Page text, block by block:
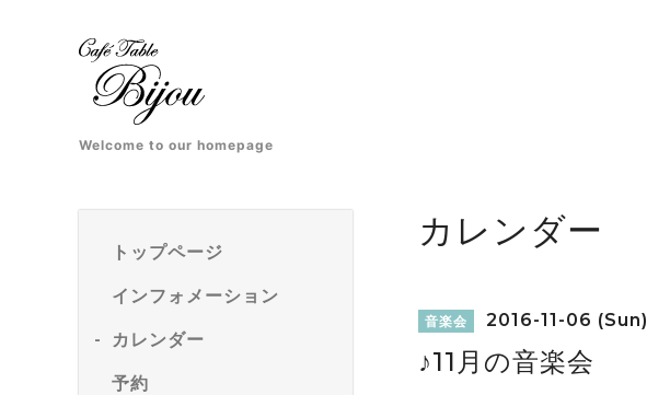
Welcome to our homepage
トップページ
インフォメーション
カレンダー
予約
カレンダー
音楽会 2016-11-06 (Sun)
♪11月の音楽会